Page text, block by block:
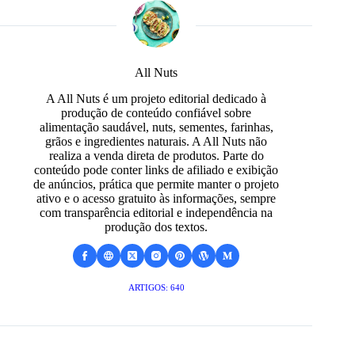
All Nuts
A All Nuts é um projeto editorial dedicado à
produção de conteúdo confiável sobre
alimentação saudável, nuts, sementes, farinhas,
grãos e ingredientes naturais. A All Nuts não
realiza a venda direta de produtos. Parte do
conteúdo pode conter links de afiliado e exibição
de anúncios, prática que permite manter o projeto
ativo e o acesso gratuito às informações, sempre
com transparência editorial e independência na
produção dos textos.
ARTIGOS: 640